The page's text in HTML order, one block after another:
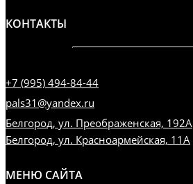
КОНТАКТЫ
+7 (995) 494-84-44
pals31@yandex.ru
Белгород, ул. Преображенская, 192А
Белгород, ул. Красноармейская, 11А
МЕНЮ САЙТА